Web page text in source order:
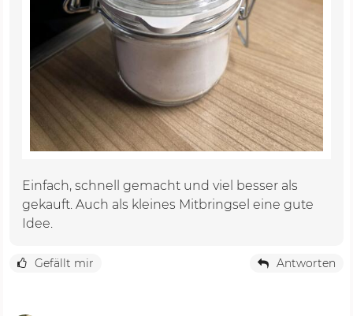
Einfach, schnell gemacht und viel besser als
gekauft. Auch als kleines Mitbringsel eine gute
Idee.
Gefällt mir Antworten